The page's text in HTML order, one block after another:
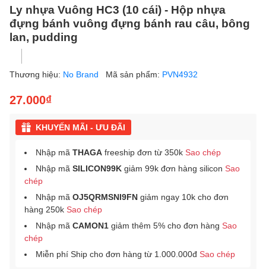
Ly nhựa Vuông HC3 (10 cái) - Hộp nhựa
đựng bánh vuông đựng bánh rau câu, bông
lan, pudding
Thương hiệu: No Brand Mã sản phẩm: PVN4932
27.000₫
KHUYẾN MÃI - ƯU ĐÃI
Nhập mã THAGA freeship đơn từ 350k Sao chép
Nhập mã SILICON99K giảm 99k đơn hàng silicon Sao
chép
Nhập mã OJ5QRMSNI9FN giảm ngay 10k cho đơn
hàng 250k Sao chép
Nhập mã CAMON1 giảm thêm 5% cho đơn hàng Sao
chép
Miễn phí Ship cho đơn hàng từ 1.000.000đ Sao chép